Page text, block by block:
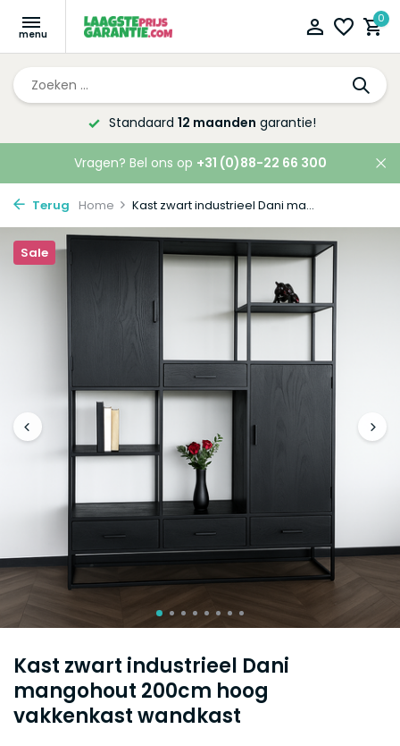
0
Altijd de laagsteprijsgarantie!
Vragen? Bel ons op +31 (0)88-22 66 300
Terug Home Kast zwart industrieel Dani ma...
Kast zwart industrieel Dani
mangohout 200cm hoog
vakkenkast wandkast
Sale